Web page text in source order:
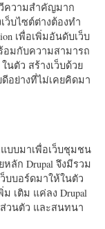
วีความสำคัญมาก
ว็บไซต์ต่างต้องทำ
เพื่อเพิ่มอันดับเว็บ
อมกับความสามารถ
นตัว สร้างเว็บด้วย
อย่างที่ไม่เคยคิดมา
แบบมาเพื่อเว็บชุมชน
ลัก Drupal จึงมีรวม
บบอร์ดมาให้ในตัว
เติม แค่ลง Drupal
วนตัว และสนทนา